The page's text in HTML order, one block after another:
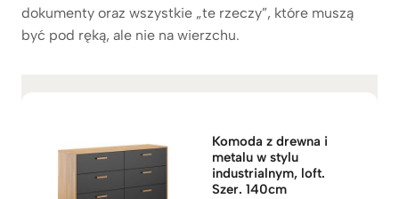
dokumenty oraz wszystkie „te rzeczy”, które muszą
być pod ręką, ale nie na wierzchu.
Komoda z drewna i
metalu w stylu
industrialnym, loft.
Szer. 140cm